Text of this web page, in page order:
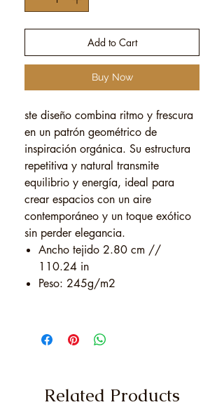
Add to Cart
Buy Now
ste diseño combina ritmo y frescura
en un patrón geométrico de
inspiración orgánica. Su estructura
repetitiva y natural transmite
equilibrio y energía, ideal para
crear espacios con un aire
contemporáneo y un toque exótico
sin perder elegancia.
Ancho tejido 2.80 cm //
110.24 in
Peso: 245g/m2
Related Products